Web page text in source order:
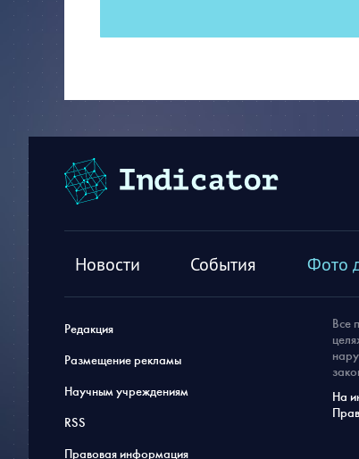
Новости События Фото
Редакция
Размещение рекламы
Научным учреждениям
RSS
Правовая информация
Все
На